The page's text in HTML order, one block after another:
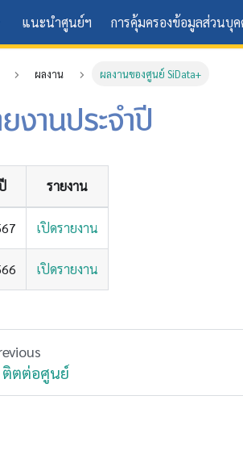
แนะนำศูนย์ฯ การคุ้มครองข้อมูลส่วนบุค
ผลงาน ผลงานของศูนย์ SiData+
งานประจำปี
รายงาน
เปิดรายงาน
เปิดรายงาน
ติตต่อศูนย์